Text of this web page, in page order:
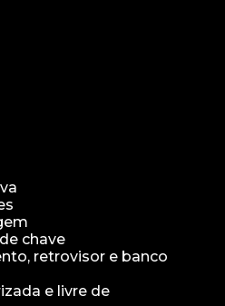
chave
retrovisor e banco
e livre de